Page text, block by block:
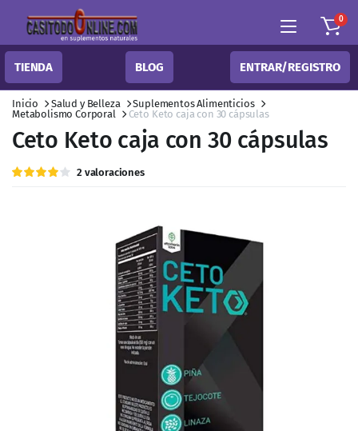
0
TIENDA BLOG ENTRAR/REGISTRO
Inicio Salud y Belleza
Suplementos Alimenticios
Metabolismo Corporal
Ceto Keto caja con 30 cápsulas
Ceto Keto caja con 30 cápsulas
Valorado
22 valoraciones